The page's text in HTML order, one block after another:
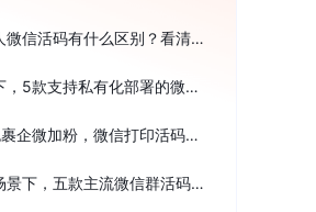
企微活码与个人微信活码有什么区别？看清这三个核心差异
私域运营场景下，5款支持私有化部署的微信活码系统盘点
3步搞定快递包裹企微加粉，微信打印活码配置与投放完整教程
短信营销引流场景下，五款主流微信群活码工具优劣势梳理